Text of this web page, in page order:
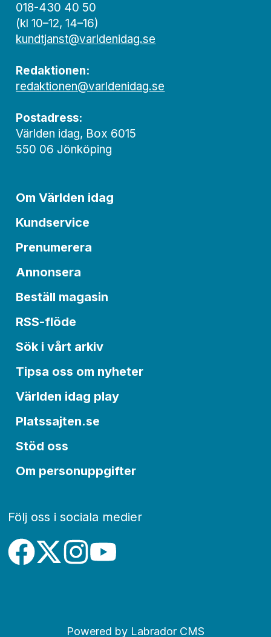
018-430 40 50
(kl 10–12, 14–16)
kundtjanst@varldenidag.se
Redaktionen:
redaktionen@varldenidag.se
Postadress:
Världen idag, Box 6015
550 06 Jönköping
Om Världen idag
Kundservice
Prenumerera
Annonsera
Beställ magasin
RSS-flöde
Sök i vårt arkiv
Tipsa oss om nyheter
Världen idag play
Platssajten.se
Stöd oss
Om personuppgifter
Följ oss i sociala medier
Powered by Labrador CMS